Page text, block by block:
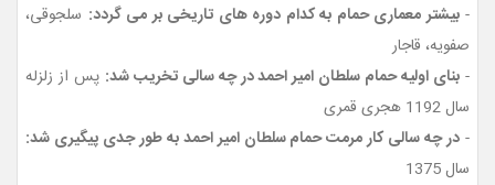
-بیشتر معماری حمام به کدام دوره های تاریخی بر می گردد: سلجوقی،
صفویه، قاجار
- بنای اولیه حمام سلطان امیر احمد در چه سالی تخریب شد: پس از زلزله
سال 1192 هجری قمری
- در چه سالی کار مرمت حمام سلطان امیر احمد به طور جدی پیگیری شد:
سال 1375